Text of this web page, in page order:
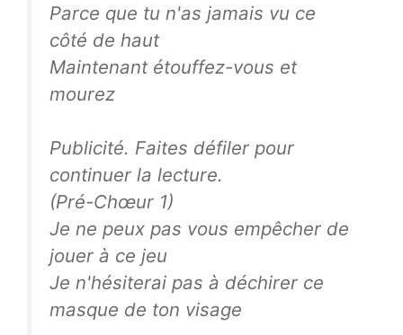
Parce que tu n'as jamais vu ce
côté de haut
Maintenant étouffez-vous et
mourez
Publicité. Faites défiler pour
continuer la lecture.
(Pré-Chœur 1)
Je ne peux pas vous empêcher de
jouer à ce jeu
Je n'hésiterai pas à déchirer ce
masque de ton visage